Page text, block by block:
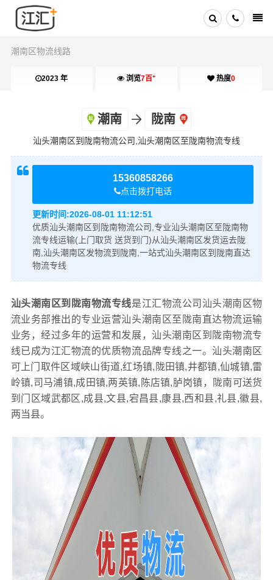
潮南区物流线路
2023 年 浏览7百+ 热度0
潮南 陇南
汕头潮南区到陇南物流公司,汕头潮南区至陇南物流专线
15360858266
点击拨打电话
更新时间:2026-08-01 11:12:51
优质汕头潮南区到陇南物流公司,专业汕头潮南区至陇南物
流专线运输(上门取货 送货到门)从汕头潮南区发货运去陇
南,汕头潮南区发物流到陇南,一站式汕头潮南区到陇南直达
物流专线
汕头潮南区到陇南物流专线是江汇物流公司汕头潮南区物
流业务部推出的专业运营汕头潮南区至陇南直达物流运输
业务，经过多年的运营和发展，汕头潮南区到陇南物流专
线已成为江汇物流的优质物流品牌专线之一。汕头潮南区
可上门取件区域峡山街道,红场镇,陇田镇,井都镇,仙城镇,雷
岭镇,司马浦镇,成田镇,两英镇,陈店镇,胪岗镇，陇南可送货
到门区域武都区,成县,文县,宕昌县,康县,西和县,礼县,徽县,
两当县。